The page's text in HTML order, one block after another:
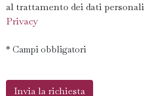
al trattamento dei dati personali
Privacy
* Campi obbligatori